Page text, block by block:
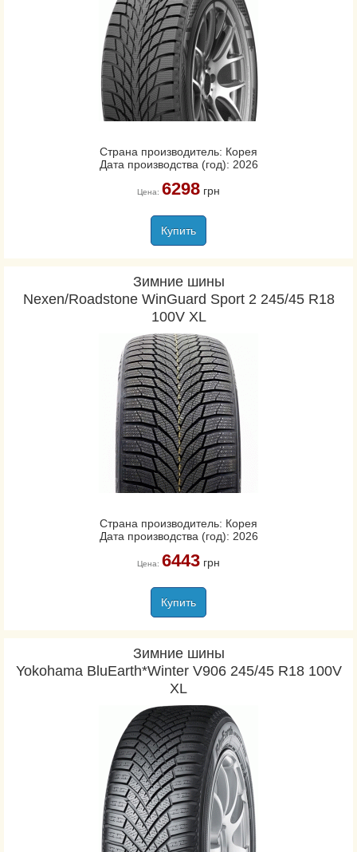
Страна производитель: Корея
Дата производства (год): 2026
Цена: 6298грн
Купить
Зимние шины
Nexen/Roadstone WinGuard Sport 2 245/45 R18
100V XL
Страна производитель: Корея
Дата производства (год): 2026
Цена: 6443грн
Купить
Зимние шины
Yokohama BluEarth*Winter V906 245/45 R18 100V
XL